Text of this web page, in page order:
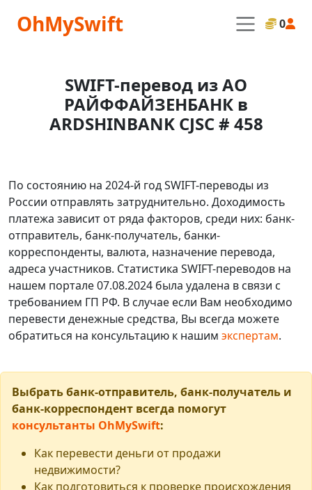
OhMySwift 0
SWIFT-перевод из АО
РАЙФФАЙЗЕНБАНК в
ARDSHINBANK CJSC # 458
По состоянию на 2024-й год SWIFT-переводы из
России отправлять затруднительно. Доходимость
платежа зависит от ряда факторов, среди них: банк-
отправитель, банк-получатель, банки-
корреспонденты, валюта, назначение перевода,
адреса участников. Статистика SWIFT-переводов на
нашем портале 07.08.2024 была удалена в связи с
требованием ГП РФ. В случае если Вам необходимо
перевести денежные средства, Вы всегда можете
обратиться на консультацию к нашим экспертам.
Выбрать банк-отправитель, банк-получатель и
банк-корреспондент всегда помогут
консультанты OhMySwift:
Как перевести деньги от продажи
недвижимости?
Как подготовиться к проверке происхождения